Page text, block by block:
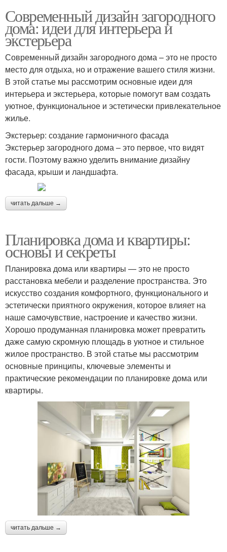
Современный дизайн загородного
дома: идеи для интерьера и
экстерьера
Современный дизайн загородного дома – это не просто
место для отдыха, но и отражение вашего стиля жизни.
В этой статье мы рассмотрим основные идеи для
интерьера и экстерьера, которые помогут вам создать
уютное, функциональное и эстетически привлекательное
жилье.
Экстерьер: создание гармоничного фасада
Экстерьер загородного дома – это первое, что видят
гости. Поэтому важно уделить внимание дизайну
фасада, крыши и ландшафта.
читать дальше →
Планировка дома и квартиры:
основы и секреты
Планировка дома или квартиры — это не просто
расстановка мебели и разделение пространства. Это
искусство создания комфортного, функционального и
эстетически приятного окружения, которое влияет на
наше самочувствие, настроение и качество жизни.
Хорошо продуманная планировка может превратить
даже самую скромную площадь в уютное и стильное
жилое пространство. В этой статье мы рассмотрим
основные принципы, ключевые элементы и
практические рекомендации по планировке дома или
квартиры.
читать дальше →